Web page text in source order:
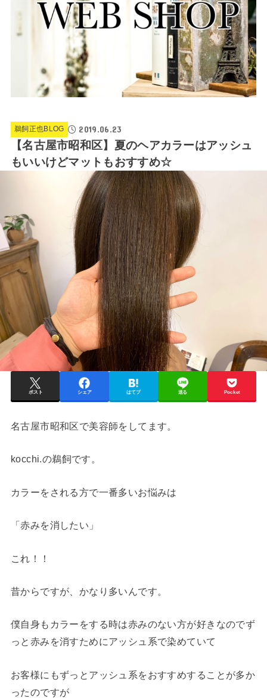
鵜飼正也BLOG 2019.06.23
【名古屋市昭和区】夏のヘアカラーはアッシュ
もいいけどマットもおすすめ☆
ポスト シェア はてブ 送る Pocket
名古屋市昭和区で美容師をしてます。
kocchi.の鵜飼です。
カラーをされる方で一番多いお悩みは
「赤みを消したい」
これ！！
昔からですが、かなり多いんです。
僕自身もカラーをする時は赤みのない方が好きなのでず
っと赤みを消すためにアッシュ系で染めていて
お客様にもずっとアッシュ系をおすすめすることが多か
ったのですが